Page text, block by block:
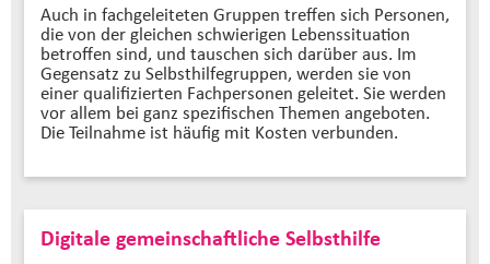
Auch in fachgeleiteten Gruppen treffen sich Personen,
die von der gleichen schwierigen Lebenssituation
betroffen sind, und tauschen sich darüber aus. Im
Gegensatz zu Selbsthilfegruppen, werden sie von
einer qualifizierten Fachpersonen geleitet. Sie werden
vor allem bei ganz spezifischen Themen angeboten.
Die Teilnahme ist häufig mit Kosten verbunden.
Digitale gemeinschaftliche Selbsthilfe